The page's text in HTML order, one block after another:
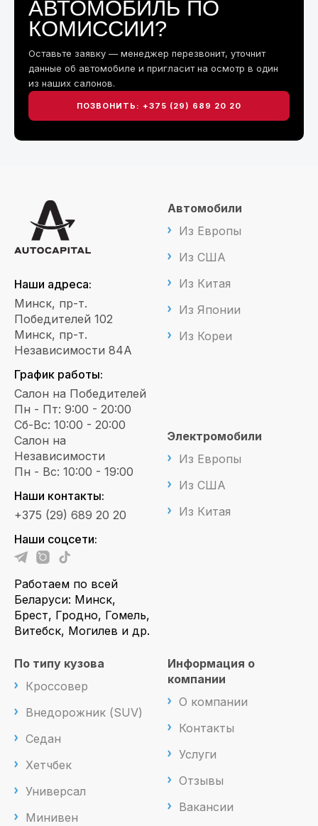
АВТОМОБИЛЬ ПО
КОМИССИИ?
Оставьте заявку — менеджер перезвонит, уточнит
данные об автомобиле и пригласит на осмотр в один
из наших салонов.
ПОЗВОНИТЬ: +375 (29) 689 20 20
Наши адреса:
Минск, пр-т.
Победителей 102
Минск, пр-т.
Независимости 84А
График работы:
Салон на Победителей
Пн - Пт: 9:00 - 20:00
Сб-Вс: 10:00 - 20:00
Салон на
Независимости
Пн - Вс: 10:00 - 19:00
Наши контакты:
+375 (29) 689 20 20
Наши соцсети:
Работаем по всей
Беларуси: Минск,
Брест, Гродно, Гомель,
Витебск, Могилев и др.
Автомобили
Из Европы
Из США
Из Китая
Из Японии
Из Кореи
Электромобили
Из Европы
Из США
Из Китая
По типу кузова
Кроссовер
Внедорожник (SUV)
Седан
Хетчбек
Универсал
Минивен
Информация о
компании
О компании
Контакты
Услуги
Отзывы
Вакансии